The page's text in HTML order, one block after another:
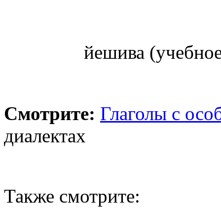
йешива
Смотрите: Глаголы с
диалектах
Также смотрите: